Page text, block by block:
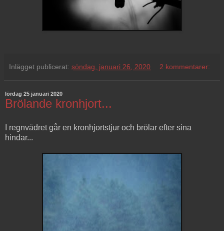
Inlägget publicerat: söndag, januari 26, 2020 2 kommentarer:
lördag 25 januari 2020
Brölande kronhjort...
I regnvädret går en kronhjortstjur och brölar efter sina
hindar...